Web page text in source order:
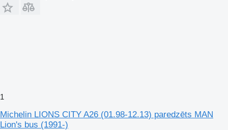
1
Michelin LIONS CITY A26 (01.98-12.13) paredzēts MAN
Lion's bus (1991-)